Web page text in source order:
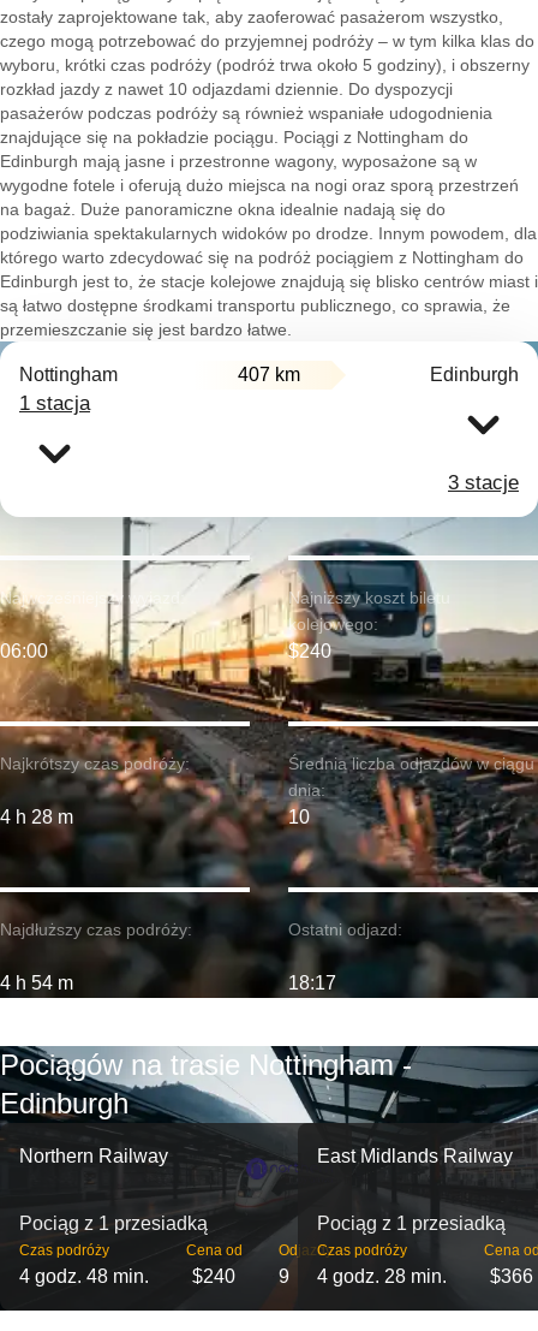
zostały zaprojektowane tak, aby zaoferować pasażerom wszystko,
czego mogą potrzebować do przyjemnej podróży – w tym kilka klas do
wyboru, krótki czas podróży (podróż trwa około 5 godziny), i obszerny
rozkład jazdy z nawet 10 odjazdami dziennie. Do dyspozycji
pasażerów podczas podróży są również wspaniałe udogodnienia
znajdujące się na pokładzie pociągu. Pociągi z Nottingham do
Edinburgh mają jasne i przestronne wagony, wyposażone są w
wygodne fotele i oferują dużo miejsca na nogi oraz sporą przestrzeń
na bagaż. Duże panoramiczne okna idealnie nadają się do
podziwiania spektakularnych widoków po drodze. Innym powodem, dla
którego warto zdecydować się na podróż pociągiem z Nottingham do
Edinburgh jest to, że stacje kolejowe znajdują się blisko centrów miast i
są łatwo dostępne środkami transportu publicznego, co sprawia, że
przemieszczanie się jest bardzo łatwe.
Nottingham 407 km Edinburgh
1 stacja
3 stacje
Najkrótszy czas podróży:
4 h 28 m
Najwcześniejszy wyjazd:
06:00
Najdłuższy czas podróży:
4 h 54 m
Najniższy koszt biletu
kolejowego:
$240
Średnia liczba odjazdów w ciągu
dnia:
10
Ostatni odjazd:
18:17
Pociągów na trasie Nottingham -
Edinburgh
Northern Railway
Pociąg z 1 przesiadką
Czas podróży
4 godz. 48 min.
Cena od
$240
Odjazdy
9
East Midlands Railway
Pociąg z 1 przesiadką
Czas podróży
4 godz. 28 min.
Cena
$366